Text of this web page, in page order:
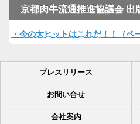
京都肉牛流通推進協議会 出
・今の大ヒットはこれだ！！ （ペ
プレスリリース
お問い合せ
会社案内